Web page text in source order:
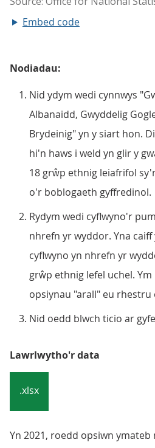
Embed code
Nodiadau:
Nid ydym wedi cynnwys
Albanaidd, Gwyddelig
Brydeinig" yn y siart hon.
hi'n haws i weld yn glir y
18 grŵp ethnig leiafrifol
o'r boblogaeth gyffredinol.
Rydym wedi cyflwyno'r
nhrefn yr wyddor. Yna
cyflwyno yn nhrefn yr
grŵp ethnig lefel uchel.
opsiynau "arall" eu rhestru
Nid oedd blwch ticio ar
Lawrlwytho'r data
.xlsx
Yn 2021, roedd opsiwn ymateb